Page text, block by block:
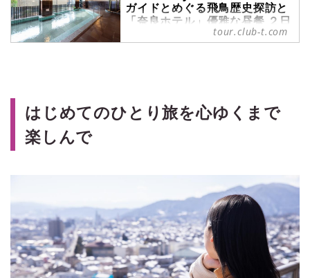
ガイドとめぐる飛鳥歴史探訪と
「奈良ホテル」優雅な昼餐 ２日
間』｜クラブツーリズム
ています。ツアー・旅行のお申込な
らクラブツーリズム。
tour.club-t.com
はじめてのひとり旅を心ゆくまで
楽しんで